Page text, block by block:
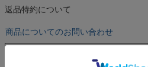
返品特約について
商品についてのお問い合わせ